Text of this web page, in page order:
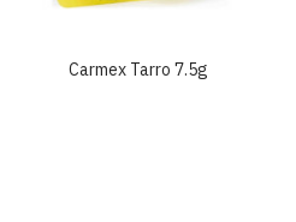
Carmex Tarro 7.5g